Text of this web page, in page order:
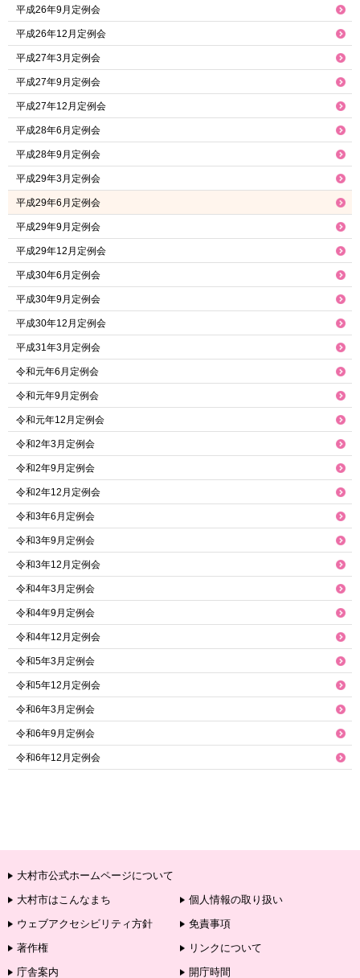
平成26年9月定例会
平成26年12月定例会
平成27年3月定例会
平成27年9月定例会
平成27年12月定例会
平成28年6月定例会
平成28年9月定例会
平成29年3月定例会
平成29年6月定例会
平成29年9月定例会
平成29年12月定例会
平成30年6月定例会
平成30年9月定例会
平成30年12月定例会
平成31年3月定例会
令和元年6月定例会
令和元年9月定例会
令和元年12月定例会
令和2年3月定例会
令和2年9月定例会
令和2年12月定例会
令和3年6月定例会
令和3年9月定例会
令和3年12月定例会
令和4年3月定例会
令和4年9月定例会
令和4年12月定例会
令和5年3月定例会
令和5年12月定例会
令和6年3月定例会
令和6年9月定例会
令和6年12月定例会
大村市公式ホームページについて
大村市はこんなまち
個人情報の取り扱い
ウェブアクセシビリティ方針
免責事項
著作権
リンクについて
庁舎案内
開庁時間